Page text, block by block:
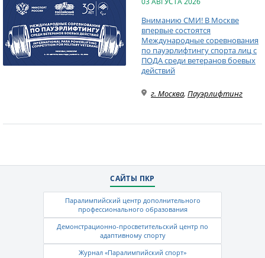
Вниманию СМИ! В Москве
впервые состоятся
Международные соревнования
по пауэрлифтингу спорта лиц с
ПОДА среди ветеранов боевых
действий
г. Москва, Пауэрлифтинг
САЙТЫ ПКР
Паралимпийский центр дополнительного
профессионального образования
Демонстрационно-просветительский центр по
адаптивному спорту
Журнал «Паралимпийский спорт»